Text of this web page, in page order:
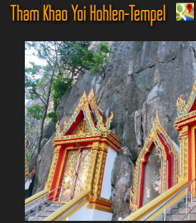
Tham Khao Yoi Höhlen-Tempel